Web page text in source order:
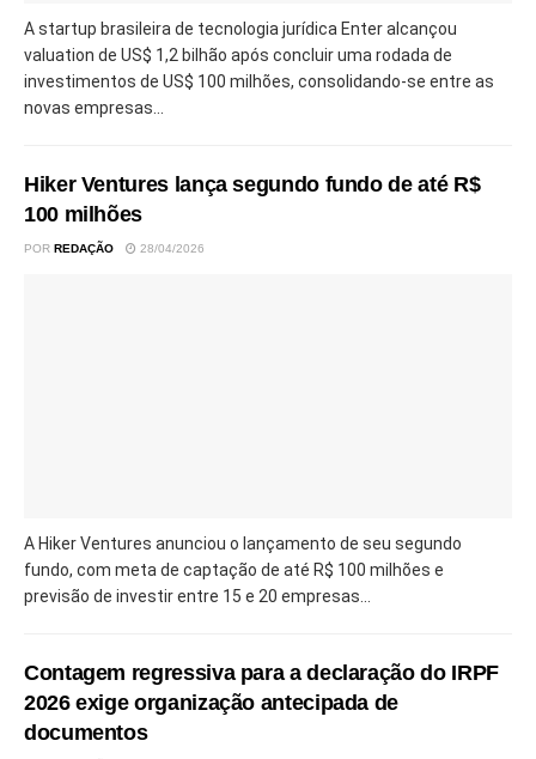
A startup brasileira de tecnologia jurídica Enter alcançou
valuation de US$ 1,2 bilhão após concluir uma rodada de
investimentos de US$ 100 milhões, consolidando-se entre as
novas empresas...
Hiker Ventures lança segundo fundo de até R$
100 milhões
POR REDAÇÃO 28/04/2026
A Hiker Ventures anunciou o lançamento de seu segundo
fundo, com meta de captação de até R$ 100 milhões e
previsão de investir entre 15 e 20 empresas...
Contagem regressiva para a declaração do IRPF
2026 exige organização antecipada de
documentos